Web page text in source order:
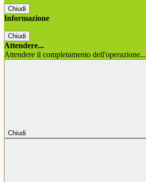
Chiudi
Informazione
Chiudi
Attendere...
Attendere il completamento dell'operazione...
Chiudi